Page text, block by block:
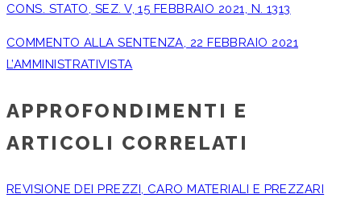
CONS. STATO, SEZ. V, 15 FEBBRAIO 2021, N. 1313
COMMENTO ALLA SENTENZA, 22 FEBBRAIO 2021
L’AMMINISTRATIVISTA
APPROFONDIMENTI E
ARTICOLI CORRELATI
REVISIONE DEI PREZZI, CARO MATERIALI E PREZZARI